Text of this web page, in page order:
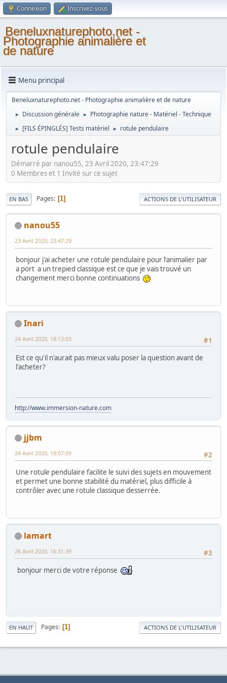
Connexion Inscrivez-vous
Beneluxnaturephoto.net -
Photographie animalière et
de nature
Menu principal
Beneluxnaturephoto.net - Photographie animalière et de nature
► Discussion générale ► Photographie nature - Matériel - Technique
► [FILS ÉPINGLÉS] Tests matériel ► rotule pendulaire
rotule pendulaire
Démarré par nanou55, 23 Avril 2020, 23:47:29
0 Membres et 1 Invité sur ce sujet
EN BAS Pages 1 ACTIONS DE L'UTILISATEUR
nanou55
23 Avril 2020, 23:47:29
bonjour j'ai acheter une rotule pendulaire pour l'animalier par
a port a un trepied classique est ce que je vais trouvé un
changement merci bonne continuations
Inari
#1
24 Avril 2020, 18:13:03
Est ce qu'il n'aurait pas mieux valu poser la question avant de
l'acheter?
http://www.immersion-nature.com
jjbm
#2
24 Avril 2020, 19:07:09
Une rotule pendulaire facilite le suivi des sujets en mouvement
et permet une bonne stabilité du matériel, plus difficile à
contrôler avec une rotule classique desserrée.
lamart
#3
26 Avril 2020, 16:31:39
bonjour merci de votre réponse
EN HAUT Pages 1 ACTIONS DE L'UTILISATEUR